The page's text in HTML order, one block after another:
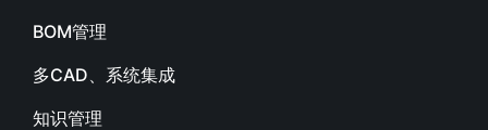
BOM管理
多CAD、系统集成
知识管理